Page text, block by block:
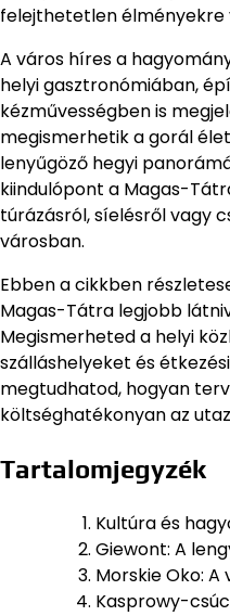
felejthetetlen élményekre
A város híres a
helyi gasztronómiában,
kézművességben is
megismerhetik a gorál
lenyűgöző hegyi
kiindulópont a Magas-
túrázásról, síelésről vagy
városban.
Ebben a cikkben
Magas-Tátra legjobb
Megismerheted a helyi
szálláshelyeket és
megtudhatod, hogyan
költséghatékonyan az
Tartalomjegyzék
Kultúra és
Giewont: A
Morskie Oko:
Kasprowy-